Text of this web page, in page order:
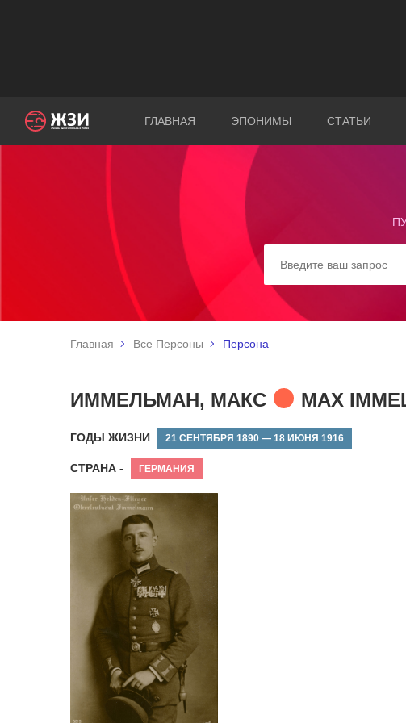
ГЛАВНАЯ ЭПОНИМЫ СТАТЬИ
Главная Все Персоны Персона
ИММЕЛЬМАН, МАКС MAX
ГОДЫ ЖИЗНИ 21 СЕНТЯБРЯ 1890 — 18 ИЮНЯ 1916
СТРАНА - ГЕРМАНИЯ